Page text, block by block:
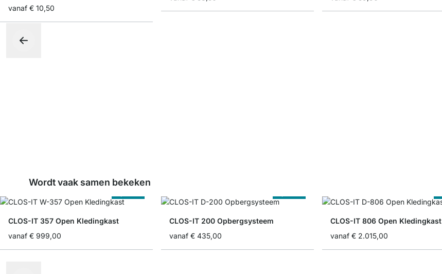
vanaf € 10,50
Wordt vaak samen bekeken
CLOS-IT 357 Open Kledingkast
vanaf € 999,00
CLOS-IT 200 Opbergsysteem
vanaf € 435,00
CLOS-IT 806 Open Kledingkast
vanaf € 2.015,00